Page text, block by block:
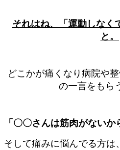
それはね、「運動しなく
と。
どこかが痛くなり病院や
の一言をもら
「〇〇さんは筋肉がないか
そして痛みに悩んでる方は